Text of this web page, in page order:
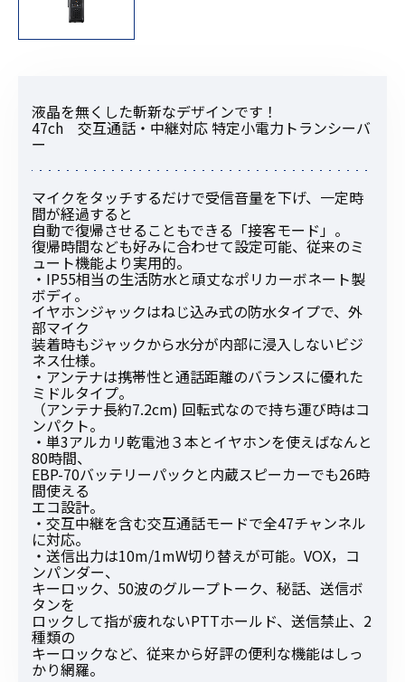
液晶を無くした斬新なデザインです！
47ch 交互通話・中継対応 特定小電力トランシーバ
ー
マイクをタッチするだけで受信音量を下げ、一定時
間が経過すると
自動で復帰させることもできる「接客モード」。
復帰時間なども好みに合わせて設定可能、従来のミ
ュート機能より実用的。
・IP55相当の生活防水と頑丈なポリカーボネート製
ボディ。
イヤホンジャックはねじ込み式の防水タイプで、外
部マイク
装着時もジャックから水分が内部に浸入しないビジ
ネス仕様。
・アンテナは携帯性と通話距離のバランスに優れた
ミドルタイプ。
（アンテナ長約7.2cm) 回転式なので持ち運び時はコ
ンパクト。
・単3アルカリ乾電池３本とイヤホンを使えばなんと
80時間、
EBP-70バッテリーパックと内蔵スピーカーでも26時
間使える
エコ設計。
・交互中継を含む交互通話モードで全47チャンネル
に対応。
・送信出力は10m/1mW切り替えが可能。VOX，コ
ンパンダー、
キーロック、50波のグループトーク、秘話、送信ボ
タンを
ロックして指が疲れないPTTホールド、送信禁止、2
種類の
キーロックなど、従来から好評の便利な機能はしっ
かり網羅。